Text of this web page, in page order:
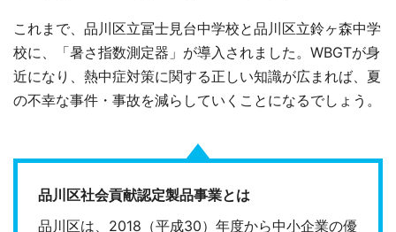
これまで、品川区立冨士見台中学校と品川区立鈴ヶ森中学
校に、「暑さ指数測定器」が導入されました。WBGTが身
近になり、熱中症対策に関する正しい知識が広まれば、夏
の不幸な事件・事故を減らしていくことになるでしょう。
品川区社会貢献認定製品事業とは
品川区は、2018（平成30）年度から中小企業の優